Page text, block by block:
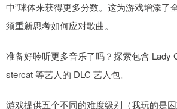
中”球体来获得更多分数。这为游戏增添了
须重新思考如何应对歌曲。
准备好聆听更多音乐了吗？探索包含 Lady
stercat 等艺人的 DLC 艺人包。
游戏提供五个不同的难度级别（我玩的是